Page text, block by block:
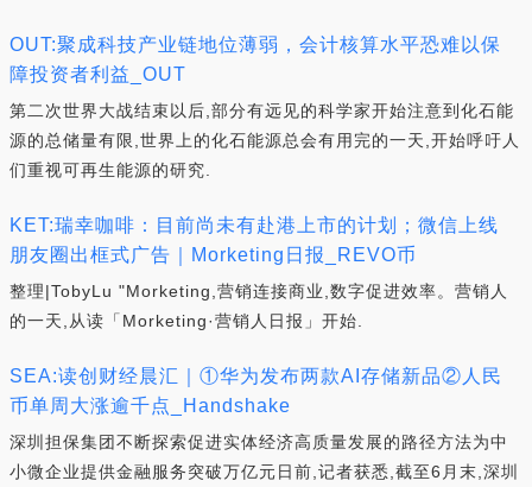
OUT:聚成科技产业链地位薄弱，会计核算水平恐难以保
障投资者利益_OUT
第二次世界大战结束以后,部分有远见的科学家开始注意到化石能
源的总储量有限,世界上的化石能源总会有用完的一天,开始呼吁人
们重视可再生能源的研究.
KET:瑞幸咖啡：目前尚未有赴港上市的计划；微信上线
朋友圈出框式广告｜Morketing日报_REVO币
整理|TobyLu "Morketing,营销连接商业,数字促进效率。营销人
的一天,从读「Morketing·营销人日报」开始.
SEA:读创财经晨汇｜①华为发布两款AI存储新品②人民
币单周大涨逾千点_Handshake
深圳担保集团不断探索促进实体经济高质量发展的路径方法为中
小微企业提供金融服务突破万亿元日前,记者获悉,截至6月末,深圳